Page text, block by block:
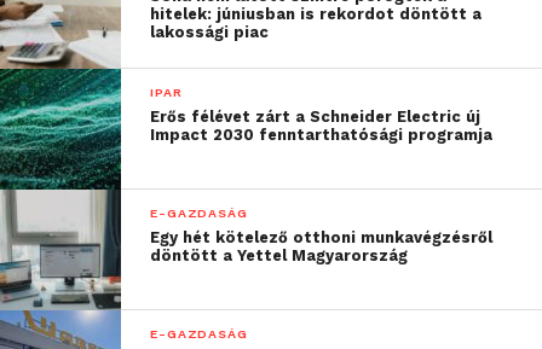
beszélünk, ami
statisztikai alapon
megtanulja, melyik szó
milyen gyakorisággal áll
a másik mellett, és ez
alapján képes
mondatokat előállítani.
Egy kétéves gyerek
hitelek: júniusban is rekordot döntött a
lakossági piac
IPAR
Erős félévet zárt a Schneider Electric új
Impact 2030 fenntarthatósági programja
E-GAZDASÁG
Egy hét kötelező otthoni munkavégzésről
döntött a Yettel Magyarország
E-GAZDASÁG